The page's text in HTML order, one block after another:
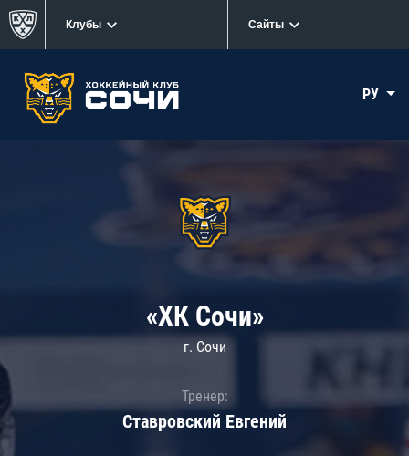
Клубы Сайты
РУ
«ХК Сочи»
г. Сочи
Тренер:
Ставровский Евгений